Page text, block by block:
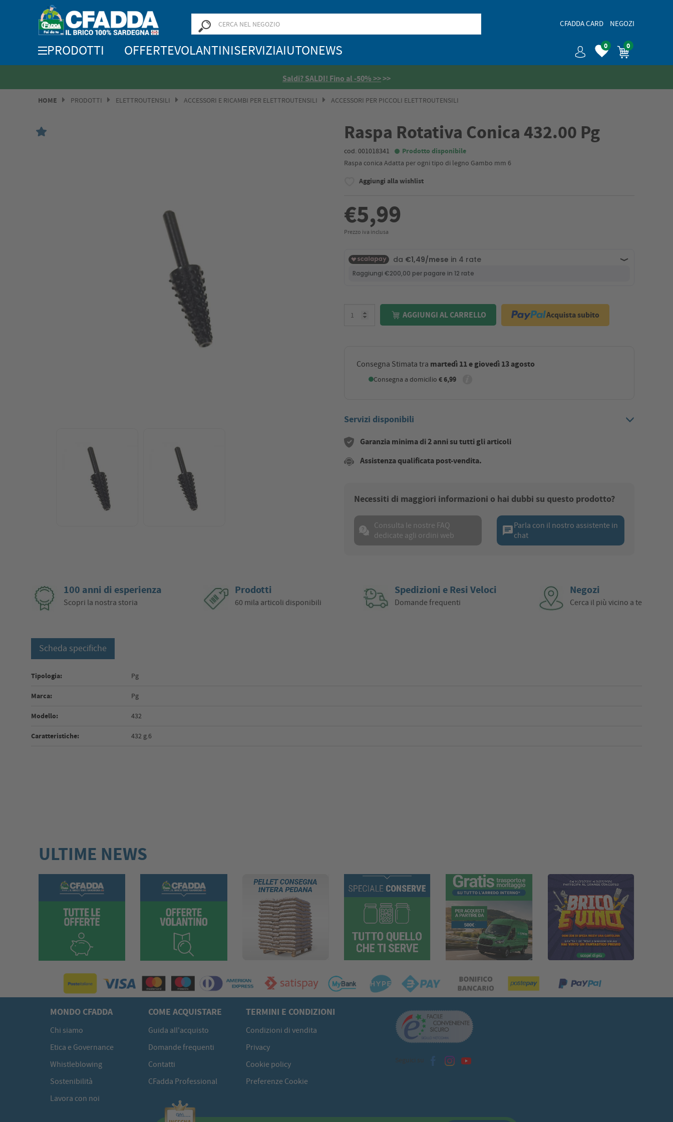
CFADDA CARD NEGOZI
0 0
PRODOTTI OFFERTEVOLANTINISERVIZIAIUTONEWS
Saldi? SALDI! Fino al -50% >>>>
HOME PRODOTTI ELETTROUTENSILI ACCESSORI E RICAMBI PER ELETTROUTENSILI ACCESSORI PER PICCOLI ELETTROUTENSILI
Raspa Rotativa Conica 432.00 Pg
cod. 001018341 Prodotto disponibile
Raspa conica Adatta per ogni tipo di legno Gambo mm 6
Aggiungi alla wishlist
€5,99
Prezzo iva inclusa
AGGIUNGI AL CARRELLO Acquista subito
Consegna Stimata tra martedì 11 e giovedì 13 agosto
Consegna a domicilio € 6,99
Servizi disponibili
Garanzia minima di 2 anni su tutti gli articoli
Assistenza qualificata post-vendita.
Necessiti di maggiori informazioni o hai dubbi su questo prodotto?
Consulta le nostre FAQ
dedicate agli ordini web
chatParla con il nostro assistente in
chat
100 anni di esperienza
Scopri la nostra storia
Prodotti
60 mila articoli disponibili
Spedizioni e Resi Veloci
Domande frequenti
Negozi
Cerca il più vicino a te
Scheda specifiche
Tipologia: Pg
Marca: Pg
Modello: 432
Caratteristiche: 432 g.6
ULTIME NEWS
MONDO CFADDA
Chi siamo
Etica e Governance
Whistleblowing
Sostenibilità
Lavora con noi
COME ACQUISTARE
Guida all'acquisto
Domande frequenti
Contatti
CFadda Professional
TERMINI E CONDIZIONI
Condizioni di vendita
Privacy
Cookie policy
Preferenze Cookie
Seguici su